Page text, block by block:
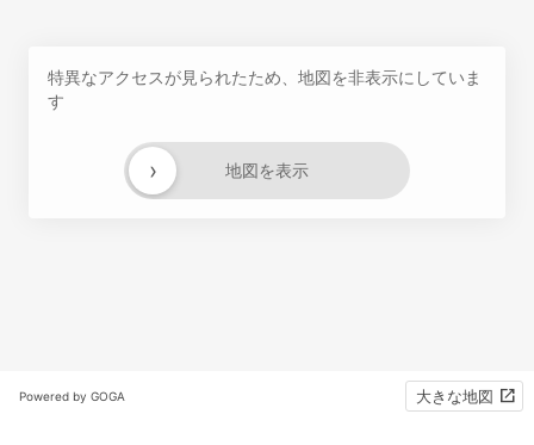
特異なアクセスが見られたため、地図を非表示にしていま
す
地図を表示
›
Powered by GOGA 大きな地図